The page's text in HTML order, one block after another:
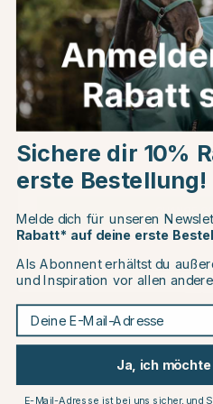
Kundenbewertungen
Andere Produkte, die
10
Silber/Weiß/Silber
Choose country
EU
CHANGE
Continue to
Sichere dir 10%
erste Bestellung!
Melde dich für unseren
Rabatt* auf deine erste
Als Abonnent erhältst du
und Inspiration vor allen
Deine E-Mail-Adresse
Ja, ich
E-Mail-Adresse ist bei uns sicher, und